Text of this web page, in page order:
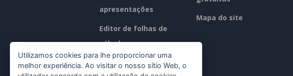
apresentações
Editor de folhas de
cálculo
Preços
Mapa do site
Utilizamos cookies para lhe proporcionar uma
melhor experiência. Ao visitar o nosso sítio Web, o